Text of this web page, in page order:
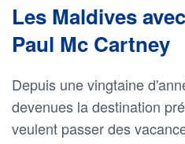
Les Maldives
Paul Mc Cartney
Depuis une vingtaine
devenues la destination
veulent passer des